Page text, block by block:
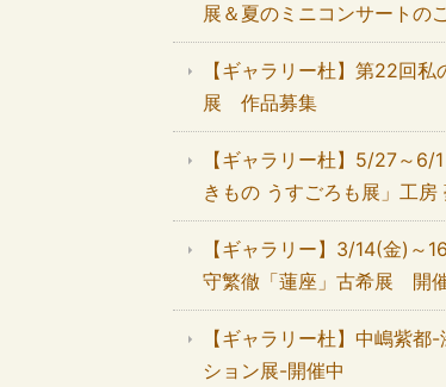
展＆夏のミニコンサートの
【ギャラリー杜】第22回私
展 作品募集
【ギャラリー杜】5/27～6/
きもの うすごろも展」工房
【ギャラリー】3/14(金)～
守繁徹「蓮座」古希展 開
【ギャラリー杜】中嶋紫都
ション展-開催中